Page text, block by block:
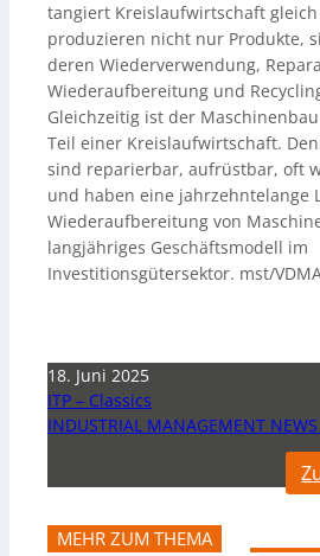
tangiert Kreislaufwirtschaft
produzieren nicht nur Produkte,
deren Wiederverwendung,
Wiederaufbereitung und
Gleichzeitig ist der
Teil einer Kreislaufwirtschaft.
sind reparierbar, aufrüstbar, oft
und haben eine jahrzehntelange
Wiederaufbereitung von
langjähriges Geschäftsmodell im
Investitionsgütersektor. mst/
18. Juni 2025
ITP – Classics
INDUSTRIAL MANAGEMENT
MEHR ZUM THEMA